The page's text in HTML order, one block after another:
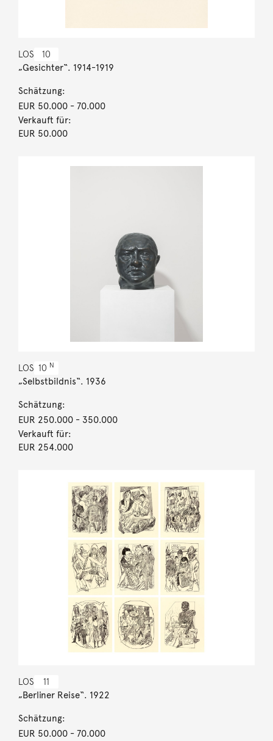
LOS 10
„Gesichter“. 1914-1919
Schätzung:
EUR 50.000- 70.000
Verkauft für:
EUR 50.000
LOS 10 N
„Selbstbildnis“. 1936
Schätzung:
EUR 250.000- 350.000
Verkauft für:
EUR 254.000
LOS 11
„Berliner Reise“. 1922
Schätzung:
EUR 50.000- 70.000